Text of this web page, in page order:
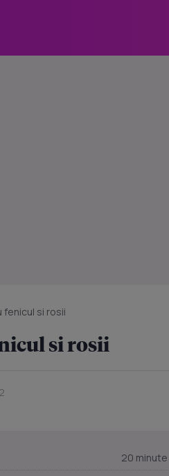
fenicul si rosii
si rosii
20 minute